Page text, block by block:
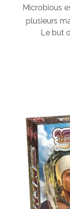
Microbious
plusieurs
Le but